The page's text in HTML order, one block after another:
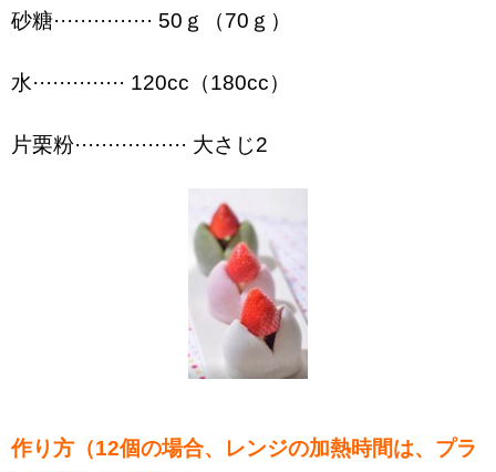
砂糖··············· 50ｇ（70ｇ）
水·············· 120cc（180cc）
片栗粉················· 大さじ2
作り方（12個の場合、レンジの加熱時間は、プラ